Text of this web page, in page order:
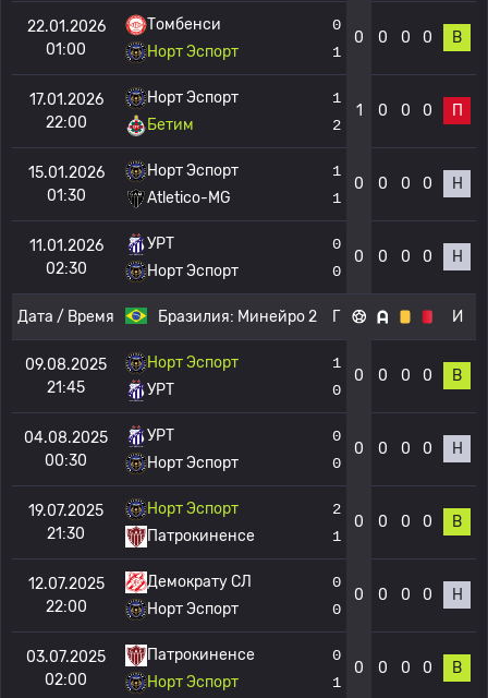
22.01.2026
01:00
Томбенси
Норт Эспорт
0
1
0 0 0 0 В
17.01.2026
22:00
Норт Эспорт
Бетим
1
2
1 0 0 0 П
15.01.2026
01:30
Норт Эспорт
Atletico-MG
1
1
0 0 0 0 Н
11.01.2026
02:30
УРТ
Норт Эспорт
0
0
0 0 0 0 Н
Дата / Время Бразилия: Минейро 2 Г И
09.08.2025
21:45
Норт Эспорт
УРТ
1
0
0 0 0 0 В
04.08.2025
00:30
УРТ
Норт Эспорт
0
0
0 0 0 0 Н
19.07.2025
21:30
Норт Эспорт
Патрокиненсе
2
1
0 0 0 0 В
12.07.2025
22:00
Демократу СЛ
Норт Эспорт
0
0
0 0 0 0 Н
03.07.2025
02:00
Патрокиненсе
Норт Эспорт
0
1
0 0 0 0 В